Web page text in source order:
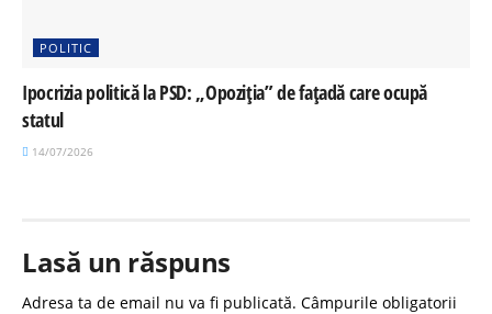
POLITIC
Ipocrizia politică la PSD: „Opoziția” de fațadă care ocupă
statul
14/07/2026
Lasă un răspuns
Adresa ta de email nu va fi publicată. Câmpurile obligatorii